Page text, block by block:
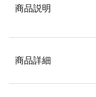
商品説明
商品詳細